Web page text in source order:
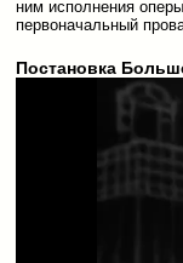
ним исполнения
первоначальный
Постановка